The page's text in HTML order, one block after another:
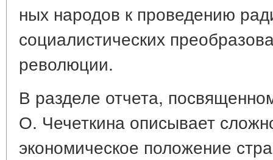
ных народов к проведению
социалистических
революции.
В разделе отчета,
О. Чечеткина описывает
экономическое положение